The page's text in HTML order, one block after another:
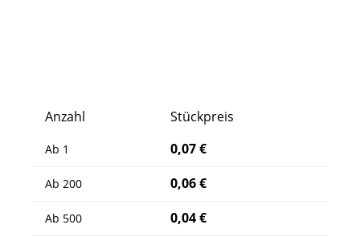
Anzahl Stückpreis
Ab 1 0,07 €
Ab 200 0,06 €
Ab 500 0,04 €